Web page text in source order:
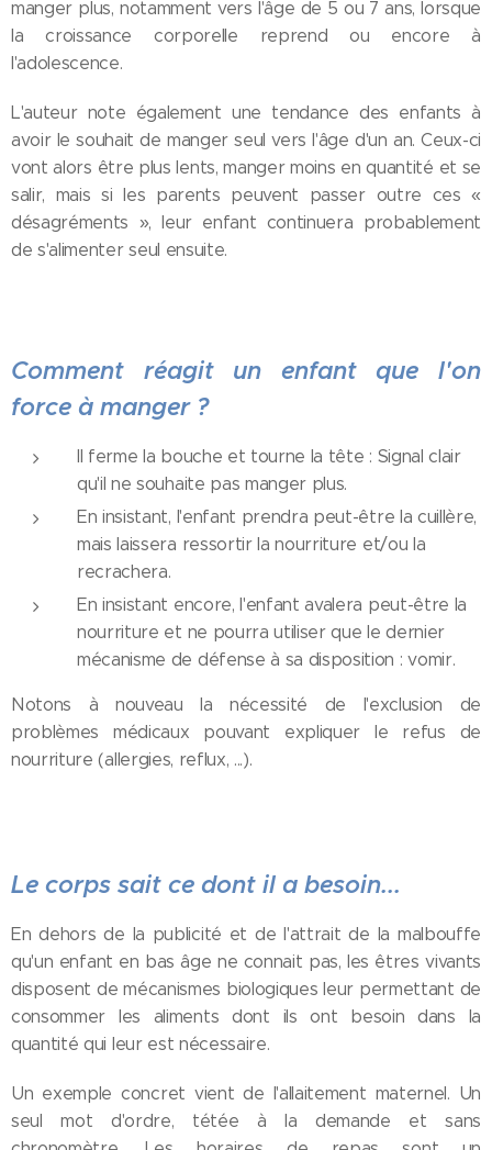
manger plus, notamment vers l'âge de 5 ou 7 ans, lorsque
la croissance corporelle reprend ou encore à
l'adolescence.
L'auteur note également une tendance des enfants à
avoir le souhait de manger seul vers l'âge d'un an. Ceux-ci
vont alors être plus lents, manger moins en quantité et se
salir, mais si les parents peuvent passer outre ces «
désagréments », leur enfant continuera probablement
de s'alimenter seul ensuite.
Comment réagit un enfant que l'on
force à manger ?
Il ferme la bouche et tourne la tête : Signal clair
qu'il ne souhaite pas manger plus.
En insistant, l'enfant prendra peut-être la cuillère,
mais laissera ressortir la nourriture et/ou la
recrachera.
En insistant encore, l'enfant avalera peut-être la
nourriture et ne pourra utiliser que le dernier
mécanisme de défense à sa disposition : vomir.
Notons à nouveau la nécessité de l'exclusion de
problèmes médicaux pouvant expliquer le refus de
nourriture (allergies, reflux, ...).
Le corps sait ce dont il a besoin...
En dehors de la publicité et de l'attrait de la malbouffe
qu'un enfant en bas âge ne connait pas, les êtres vivants
disposent de mécanismes biologiques leur permettant de
consommer les aliments dont ils ont besoin dans la
quantité qui leur est nécessaire.
Un exemple concret vient de l'allaitement maternel. Un
seul mot d'ordre, tétée à la demande et sans